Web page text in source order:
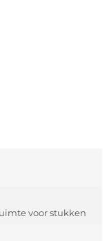
voor stukken